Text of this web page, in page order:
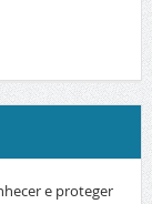
e proteger